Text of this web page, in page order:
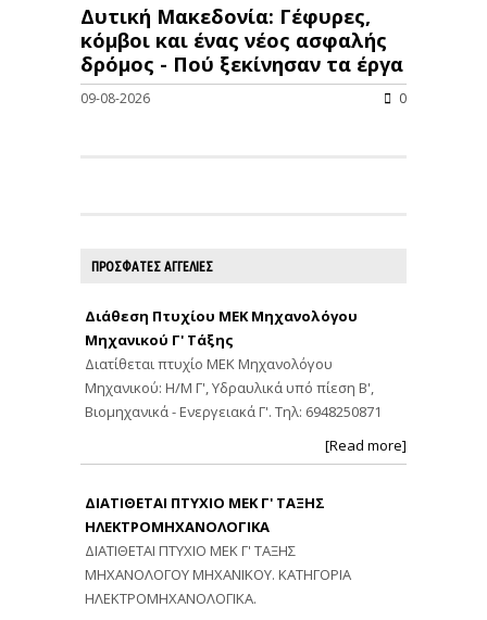
Δυτική Μακεδονία: Γέφυρες,
κόμβοι και ένας νέος ασφαλής
δρόμος - Πού ξεκίνησαν τα έργα
09-08-2026 0
ΠΡΟΣΦΑΤΕΣ ΑΓΓΕΛΙΕΣ
Διάθεση Πτυχίου ΜΕΚ Μηχανολόγου
Μηχανικού Γ' Τάξης
Διατίθεται πτυχίο ΜΕΚ Μηχανολόγου
Μηχανικού: Η/Μ Γ', Υδραυλικά υπό πίεση Β',
Βιομηχανικά - Ενεργειακά Γ'. Τηλ: 6948250871
[Read more]
ΔΙΑΤΙΘΕΤΑΙ ΠΤΥΧΙΟ ΜΕΚ Γ' ΤΑΞΗΣ
ΗΛΕΚΤΡΟΜΗΧΑΝΟΛΟΓΙΚΑ
ΔΙΑΤΙΘΕΤΑΙ ΠΤΥΧΙΟ ΜΕΚ Γ' ΤΑΞΗΣ
ΜΗΧΑΝΟΛΟΓΟΥ ΜΗΧΑΝΙΚΟΥ. ΚΑΤΗΓΟΡΙΑ
ΗΛΕΚΤΡΟΜΗΧΑΝΟΛΟΓΙΚΑ.